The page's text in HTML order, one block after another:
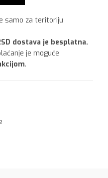
samo za teritoriju
dostava je besplatna.
je moguće
.